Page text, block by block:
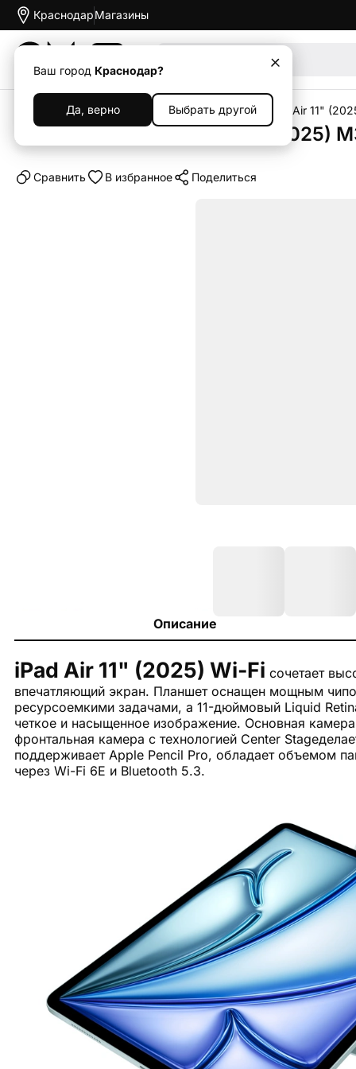
Краснодар
Ваш город Краснодар?
Да, верно Выбрать другой
Магазины
Каталог Планшеты iPad Apple iPad Air 11"
Планшет Apple iPad Air 11" (2025)
Cравнить В избранное Поделиться
Описание
iPad Air 11" (2025) Wi-Fi сочетает
впечатляющий экран. Планшет оснащен мощным
ресурсоемкими задачами, а 11-дюймовый Liquid
четкое и насыщенное изображение. Основная
фронтальная камера с технологией Center
поддерживает Apple Pencil Pro, обладает объемом
через Wi-Fi 6E и Bluetooth 5.3.